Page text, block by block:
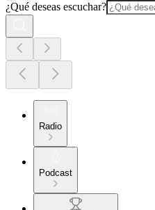
¿Qué deseas escuchar?
Radio
Podcast